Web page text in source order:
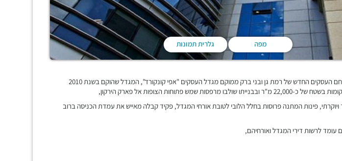
מפה גלרית תמונות
ויוקרתי, פינות המתנה פרוסות בחלל הלובי לטובת אורחי המגדל, פקיד קבלה מאייש את עמדת הכניסה ברוב
עומד לרשות דירי המגדל ואורחיהם,